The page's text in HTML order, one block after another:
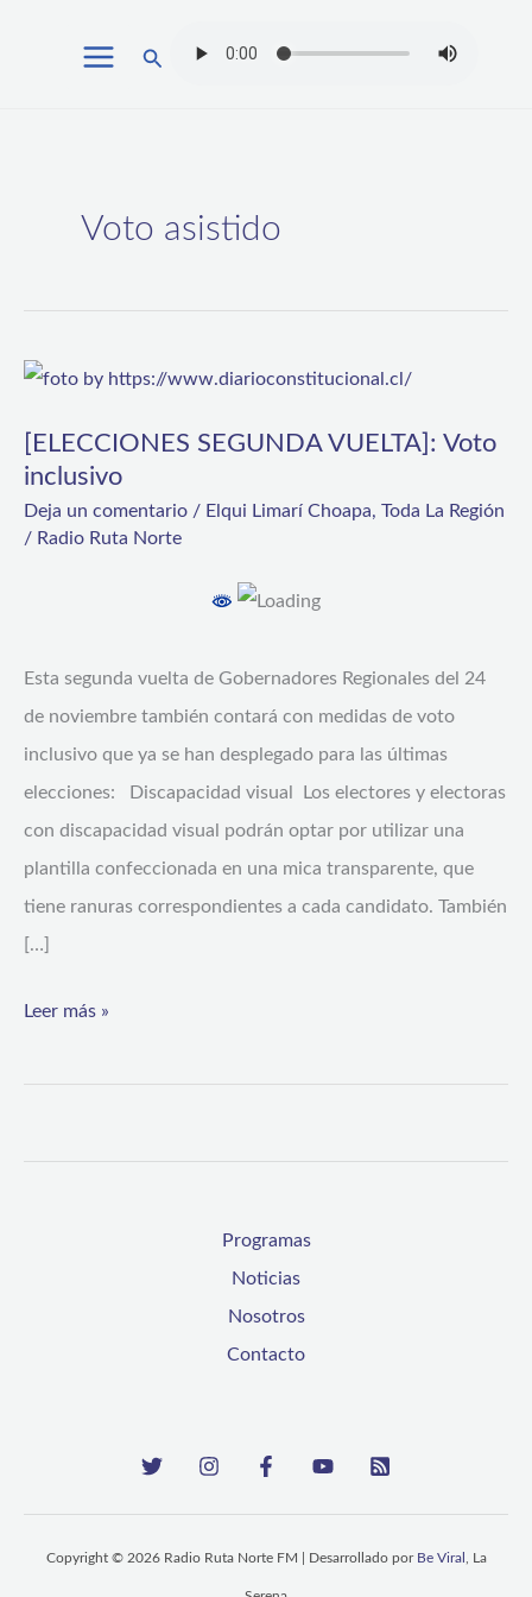
Buscar
Voto asistido
[ELECCIONES SEGUNDA VUELTA]: Voto
inclusivo
Deja un comentario / Elqui Limarí Choapa, Toda La Región
/ Radio Ruta Norte
Esta segunda vuelta de Gobernadores Regionales del 24
de noviembre también contará con medidas de voto
inclusivo que ya se han desplegado para las últimas
elecciones: Discapacidad visual Los electores y electoras
con discapacidad visual podrán optar por utilizar una
plantilla confeccionada en una mica transparente, que
tiene ranuras correspondientes a cada candidato. También
[…]
[ELECCIONES
VUELTA]:
Voto
inclusivo
Leer más »
Programas
Noticias
Nosotros
Contacto
Copyright © 2026 Radio Ruta Norte FM | Desarrollado por Be Viral , La